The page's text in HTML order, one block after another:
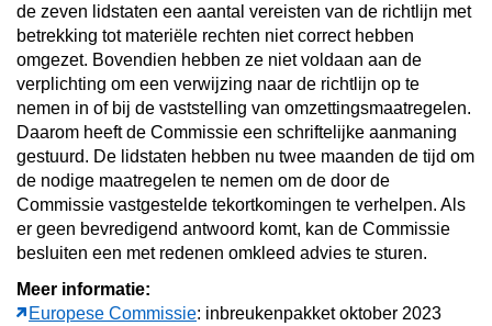
de zeven lidstaten een aantal vereisten van de richtlijn met
betrekking tot materiële rechten niet correct hebben
omgezet. Bovendien hebben ze niet voldaan aan de
verplichting om een verwijzing naar de richtlijn op te
nemen in of bij de vaststelling van omzettingsmaatregelen.
Daarom heeft de Commissie een schriftelijke aanmaning
gestuurd. De lidstaten hebben nu twee maanden de tijd om
de nodige maatregelen te nemen om de door de
Commissie vastgestelde tekortkomingen te verhelpen. Als
er geen bevredigend antwoord komt, kan de Commissie
besluiten een met redenen omkleed advies te sturen.
Meer informatie:
Europese Commissie: inbreukenpakket oktober 2023